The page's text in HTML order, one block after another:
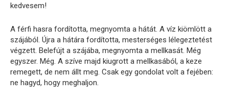
kedvesem!
A férfi hasra fordította, megnyomta a hátát. A víz kiömlött a
szájából. Újra a hátára fordította, mesterséges lélegeztetést
végzett. Belefújt a szájába, megnyomta a mellkasát. Még
egyszer. Még. A szíve majd kiugrott a mellkasából, a keze
remegett, de nem állt meg. Csak egy gondolat volt a fejében:
ne hagyd, hogy meghaljon.